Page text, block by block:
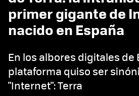
primer gigante de
nacido en España
En los albores digitales de
plataforma quiso ser
"Internet": Terra